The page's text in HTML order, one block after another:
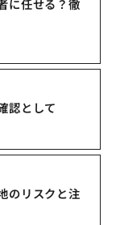
に任せる？徹
認として
のリスクと注